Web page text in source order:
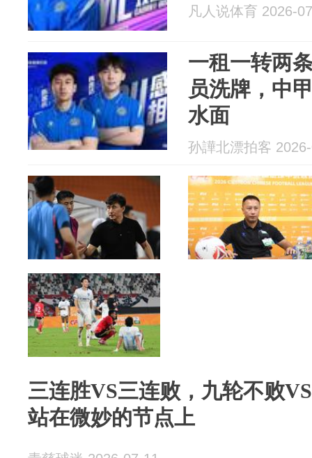
凡人说体育 2026-
一租一转两
员洗牌，中
水面
孙譁北漂拍客
三连胜VS三连败，九轮不败
站在微妙的节点上